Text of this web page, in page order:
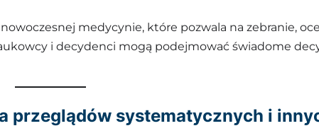
medycynie, które pozwala na zebranie,
i decydenci mogą podejmować świadome
przeglądów systematycznych i